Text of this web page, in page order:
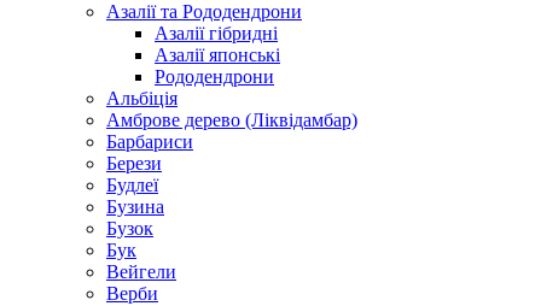
Азалії та Рододендрони
Азалії гібридні
Азалії японські
Рододендрони
Альбіція
Амброве дерево (Ліквідамбар)
Барбариси
Берези
Будлеї
Бузина
Бузок
Бук
Вейгели
Верби